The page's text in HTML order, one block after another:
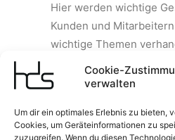
Cookie-
verwalten
Um dir ein optimales Erlebnis zu bieten,
Cookies, um Geräteinformationen zu
zuzugreifen. Wenn du diesen
Hier werden wichtige
Kunden und
wichtige Themen
Entsprechend sollte die
zeitlos geschmackvoll,